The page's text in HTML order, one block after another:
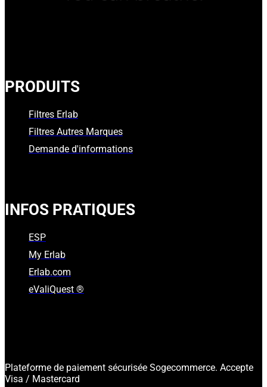
PRODUITS
Filtres Erlab
Filtres Autres Marques
Demande d'informations
INFOS PRATIQUES
ESP
My Erlab
Erlab.com
eValiQuest ®
Plateforme de paiement sécurisée Sogecommerce. Accepte
Visa / Mastercard